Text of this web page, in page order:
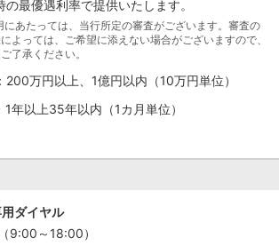
の最優遇利率で提供いたします。
にあたっては、当行所定の審査がございます。審査の
よっては、ご希望に添えない場合がございますので、
了承ください。
200万円以上、1億円以内（10万円単位）
年以上35年以内（1カ月単位）
ダイヤル
9:00～18:00）